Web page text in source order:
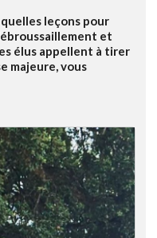
leçons pour
et
élus appellent à tirer
majeure, vous